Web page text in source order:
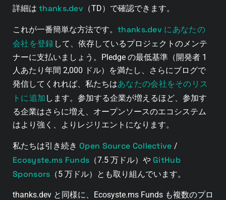
詳細は thanks.dev （TD）で確認できます。
これが一番簡単な方法です。 thanks.dev にあなたの
会社を登録 して、依存しているプロジェクトのメンテ
ナーに支払いましょう。Pledge の最低基準（開発者 1
人あたり年間 2,000 ドル）を満たし、さらにブログで
発信してくれれば、私たちはあなたの会社をそのリス
トに追加 します。参加する企業が増えるほど、参加す
る企業はさらに増え、オープンソースのエコシステム
はより強く、よりレジリエントになります。
私たちは引き続き Open Source Collective /
Ecosyste.ms Funds （7.5 万ドル）や GitHub
Sponsors （5 万ドル）とも取り組んでいます。
thanks.dev と同様に、Ecosyste.ms Funds も複数のプロ